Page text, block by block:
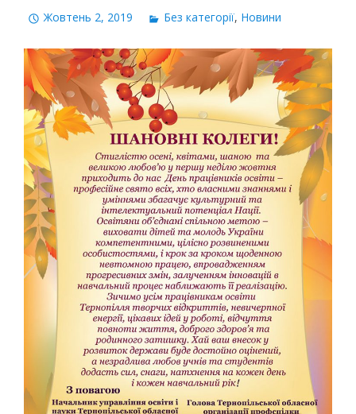
Жовтень 2, 2019 Без категорії, Новини